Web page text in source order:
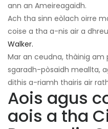
ann an Ameireagaidh.
Ach tha sinn eòlach oirre
coise a tha a-nis air a
Walker.
Mar an ceudna, thàinig
sgaradh-pòsaidh meallta,
dithis a-riamh thairis air
Aois agus
aois a tha